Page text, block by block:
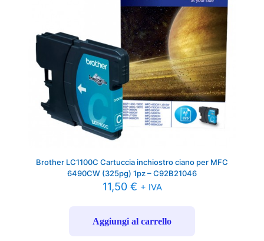
Brother LC1100C Cartuccia inchiostro ciano per MFC
6490CW (325pg) 1pz – C92B21046
11,50 € + IVA
Aggiungi al carrello